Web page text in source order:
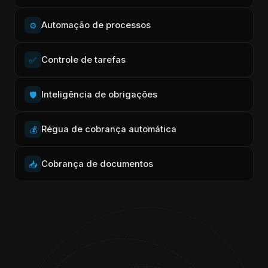
⚙️ Automação de processos
✅ Controle de tarefas
🛡️ Inteligência de obrigações
💰 Régua de cobrança automática
📥 Cobrança de documentos